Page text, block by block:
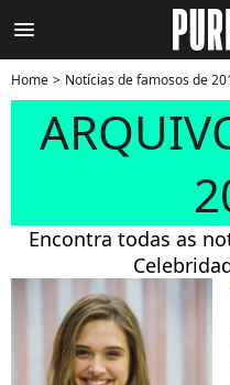
menu
Home Notícias de famosos de
Encontra todas as